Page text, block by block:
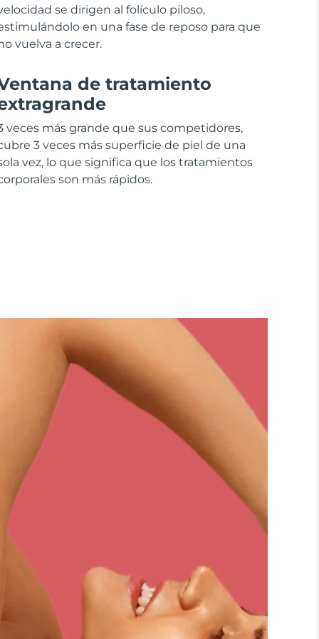
se dirigen al folículo piloso,
en una fase de reposo para que
vuelva a crecer.
de tratamiento
veces más grande que sus competidores,
3 veces más superficie de piel de una
vez, lo que significa que los tratamientos
son más rápidos.